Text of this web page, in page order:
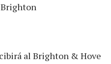
al Brighton & Hove